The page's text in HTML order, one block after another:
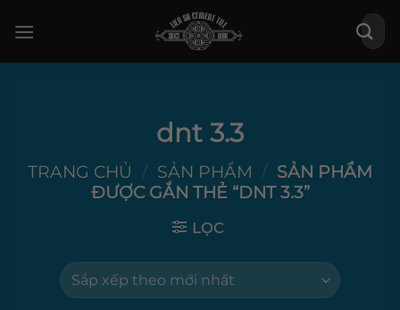
qua
Tìm
kiếm:
dnt 3.3
TRANG CHỦ / SẢN PHẨM / SẢN PHẨM
ĐƯỢC GẮN THẺ “DNT 3.3”
LỌC